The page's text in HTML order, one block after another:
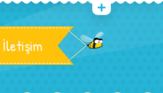
İletişim